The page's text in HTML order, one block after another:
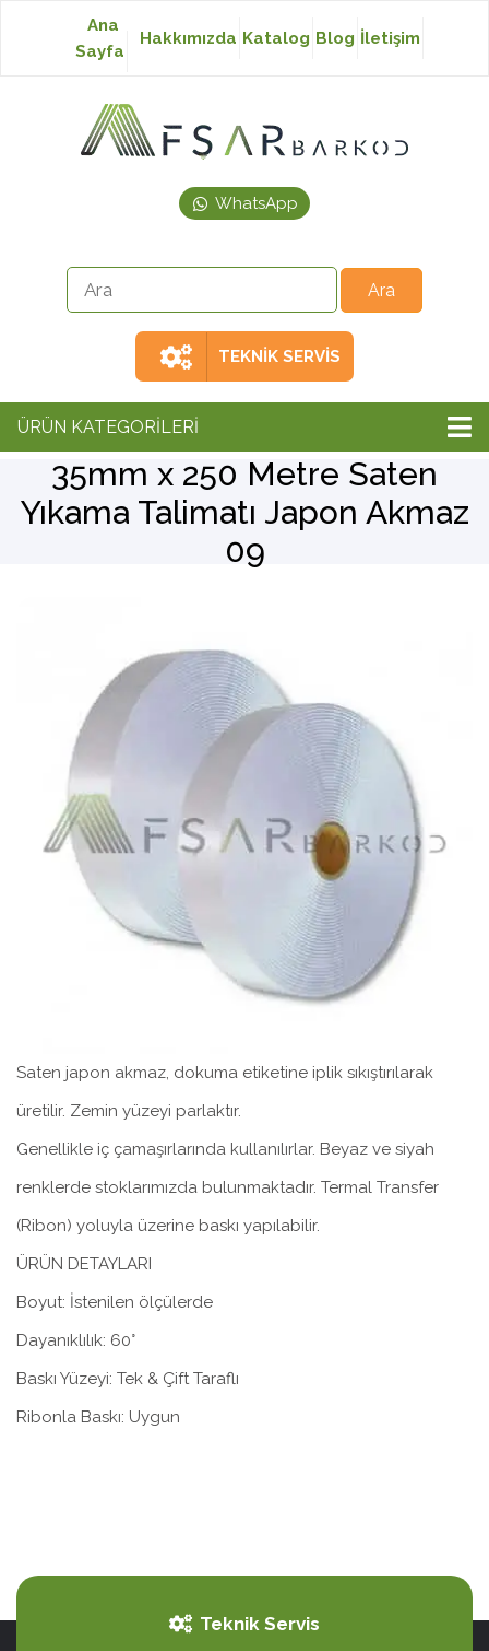
Baskısız Etiket
Japon Akmaz Yıkama
Ribon
Barkod Yazıcı
Ana
Sayfa
Hakkımızda Katalog Blog İletişim
WhatsApp
TEKNİK SERVİS
ÜRÜN KATEGORİLERİ
35mm x 250 Metre Saten
Yıkama Talimatı Japon Akmaz
09
Saten japon akmaz, dokuma etiketine iplik sıkıştırılarak
üretilir. Zemin yüzeyi parlaktır.
Genellikle iç çamaşırlarında kullanılırlar. Beyaz ve siyah
renklerde stoklarımızda bulunmaktadır. Termal Transfer
(Ribon) yoluyla üzerine baskı yapılabilir.
ÜRÜN DETAYLARI
Boyut: İstenilen ölçülerde
Dayanıklılık: 60°
Baskı Yüzeyi: Tek & Çift Taraflı
Ribonla Baskı: Uygun
Teknik Servis